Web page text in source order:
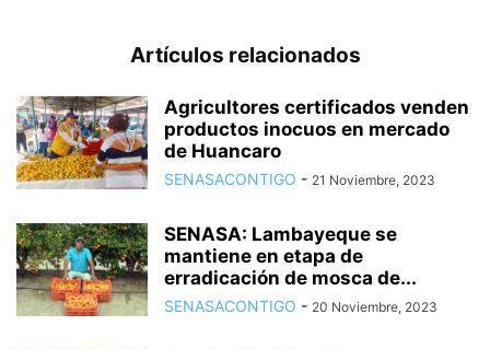
Artículos relacionados
Agricultores certificados venden
productos inocuos en mercado
de Huancaro
SENASACONTIGO - 21 Noviembre, 2023
SENASA: Lambayeque se
mantiene en etapa de
erradicación de mosca de...
SENASACONTIGO - 20 Noviembre, 2023